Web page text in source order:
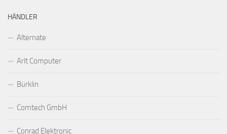
HÄNDLER
Alternate
Arlt Computer
Bürklin
Comtech GmbH
Conrad Elektronic